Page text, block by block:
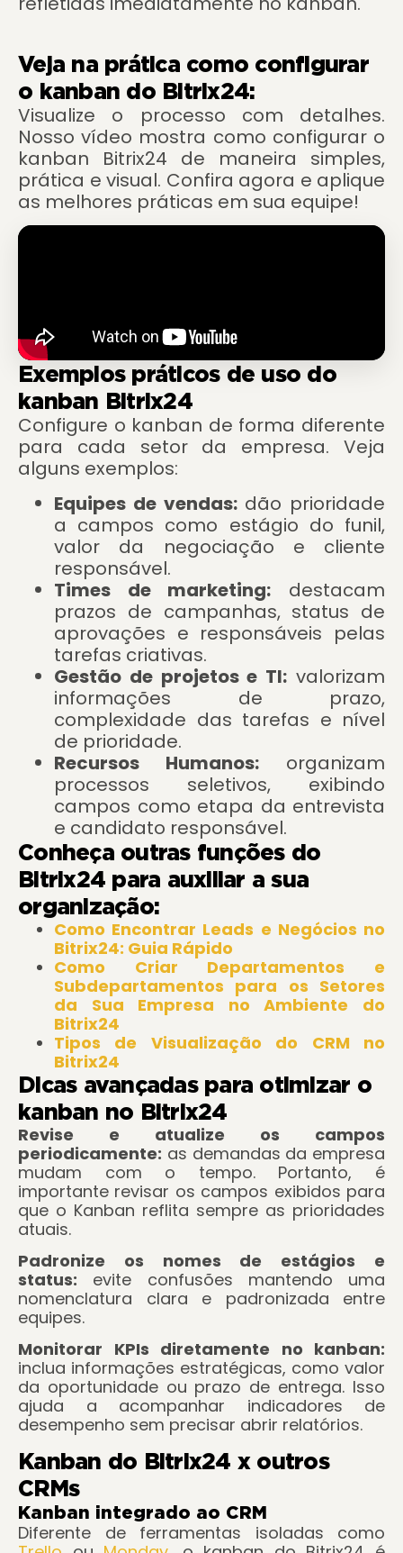
Veja na prática como configurar
o kanban do Bitrix24:
Visualize o processo com detalhes.
Nosso vídeo mostra como configurar o
kanban Bitrix24 de maneira simples,
prática e visual. Confira agora e aplique
as melhores práticas em sua equipe!
Exemplos práticos de uso do
kanban Bitrix24
Configure o kanban de forma diferente
para cada setor da empresa. Veja
alguns exemplos:
Equipes de vendas:dão prioridade
a campos como estágio do funil,
valor da negociação e cliente
responsável.
Times de marketing: destacam
prazos de campanhas, status de
aprovações e responsáveis pelas
tarefas criativas.
Gestão de projetos e TI: valorizam
informações de prazo,
complexidade das tarefas e nível
de prioridade.
Recursos Humanos: organizam
processos seletivos, exibindo
campos como etapa da entrevista
e candidato responsável.
Conheça outras funções do
Bitrix24 para auxiliar a sua
organização:
Como Encontrar Leads e Negócios no
Bitrix24: Guia Rápido
Como Criar Departamentos e
Subdepartamentos para os Setores
da Sua Empresa no Ambiente do
Bitrix24
Tipos de Visualização do CRM no
Bitrix24
Dicas avançadas para otimizar o
kanban no Bitrix24
Revise e atualize os campos
periodicamente: as demandas da empresa
mudam com o tempo. Portanto, é
importante revisar os campos exibidos para
que o Kanban reflita sempre as prioridades
atuais.
Padronize os nomes de estágios e
status: evite confusões mantendo uma
nomenclatura clara e padronizada entre
equipes.
Monitorar KPIs diretamente no kanban:
inclua informações estratégicas, como valor
da oportunidade ou prazo de entrega. Isso
ajuda a acompanhar indicadores de
desempenho sem precisar abrir relatórios.
Kanban do Bitrix24 x outros
CRMs
Kanban integrado ao CRM
Diferente de ferramentas isoladas como